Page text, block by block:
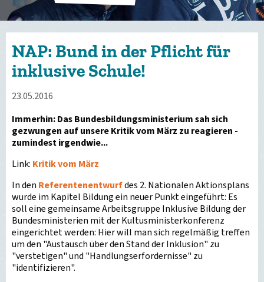
NAP: Bund in der Pflicht für
inklusive Schule!
23.05.2016
Immerhin: Das Bundesbildungsministerium sah sich
gezwungen auf unsere Kritik vom März zu reagieren -
zumindest irgendwie...
Link: Kritik vom März
In den Referentenentwurfdes 2. Nationalen Aktionsplans
wurde im Kapitel Bildung ein neuer Punkt eingeführt: Es
soll eine gemeinsame Arbeitsgruppe Inklusive Bildung der
Bundesministerien mit der Kultusministerkonferenz
eingerichtet werden: Hier will man sich regelmäßig treffen
um den "Austausch über den Stand der Inklusion" zu
"verstetigen" und "Handlungserfordernisse" zu
"identifizieren".